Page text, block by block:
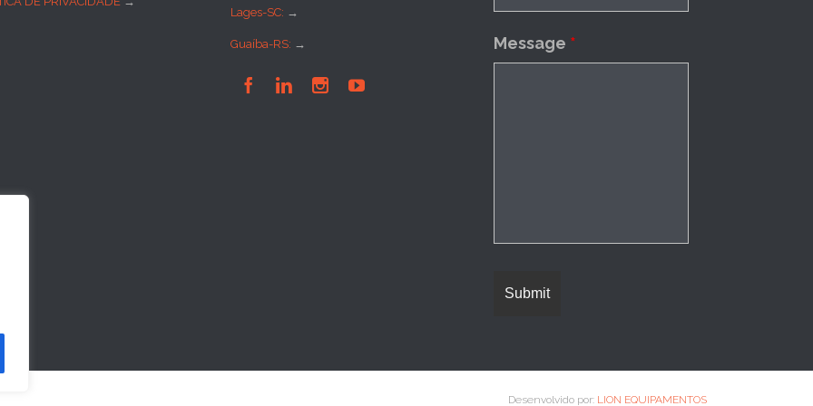
Lages-SC: →
Guaíba-RS: →
   
Message *
Desenvolvido por: LION EQUIPAMENTOS